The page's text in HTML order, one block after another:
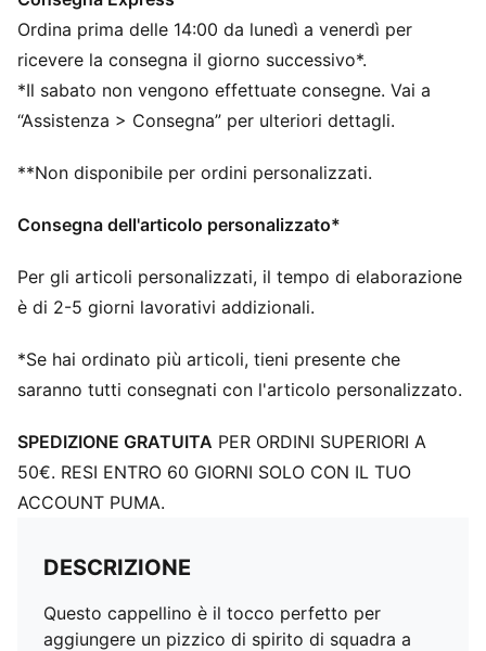
Logo PUMA Cat ricamato sul lato
Ordina prima delle 14:00 da lunedì a venerdì per
ricevere la consegna il giorno successivo*.
*Il sabato non vengono effettuate consegne. Vai a
“Assistenza > Consegna” per ulteriori dettagli.
**Non disponibile per ordini personalizzati.
Consegna dell'articolo personalizzato*
Per gli articoli personalizzati, il tempo di elaborazione
è di 2-5 giorni lavorativi addizionali.
*Se hai ordinato più articoli, tieni presente che
saranno tutti consegnati con l'articolo personalizzato.
SPEDIZIONE GRATUITA PER ORDINI SUPERIORI A
50€. RESI ENTRO 60 GIORNI SOLO CON IL TUO
ACCOUNT PUMA.
DESCRIZIONE
Questo cappellino è il tocco perfetto per
aggiungere un pizzico di spirito di squadra a